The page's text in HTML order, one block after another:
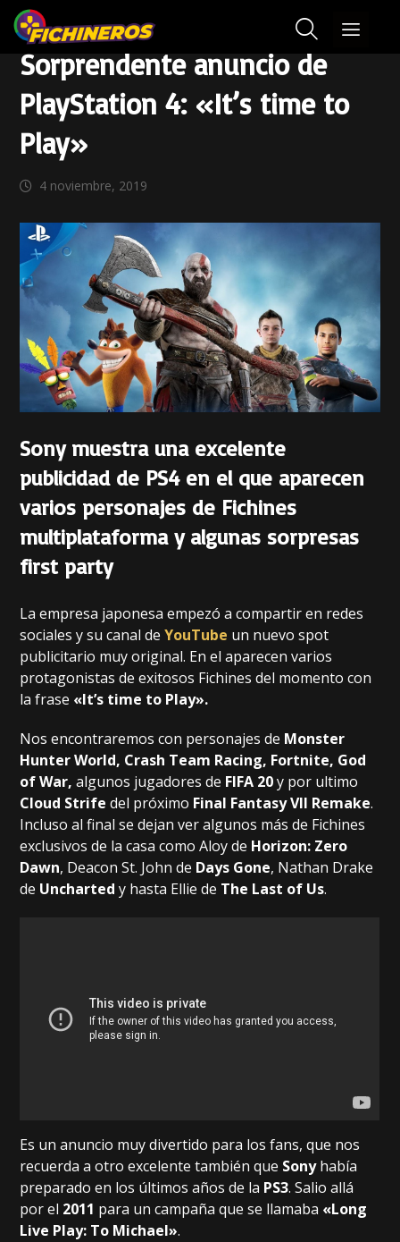
Sorprendente anuncio de
PlayStation 4: «It’s time to
Play»
4 noviembre, 2019
Sony muestra una excelente
publicidad de PS4 en el que aparecen
varios personajes de Fichines
multiplataforma y algunas sorpresas
first party
La empresa japonesa empezó a compartir en redes
sociales y su canal deYouTube un nuevo spot
publicitario muy original. En el aparecen varios
protagonistas de exitosos Fichines del momento con
la frase «It’s time to Play».
Nos encontraremos con personajes de Monster
Hunter World, Crash Team Racing, Fortnite, God
of War, algunos jugadores de FIFA 20y por ultimo
Cloud Strife del próximo Final Fantasy VII Remake.
Incluso al final se dejan ver algunos más de Fichines
exclusivos de la casa como Aloy de Horizon: Zero
Dawn, Deacon St. John de Days Gone, Nathan Drake
de Uncharted y hasta Ellie de The Last of Us.
Es un anuncio muy divertido para los fans, que nos
recuerda a otro excelente también que Sonyhabía
preparado en los últimos años de la PS3. Salio allá
por el 2011 para un campaña que se llamaba «Long
Live Play: To Michael».